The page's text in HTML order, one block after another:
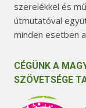
szerelékkel és
útmutatóval
minden esetben
CÉGÜNK A
SZÖVETSÉGE